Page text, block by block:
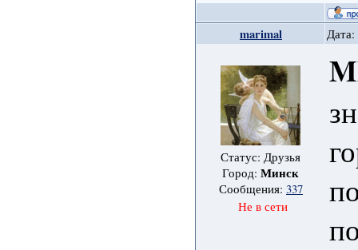
marimal Дата:
Статус: Друзья
Город:Минск
Сообщения: 337
Не в сети